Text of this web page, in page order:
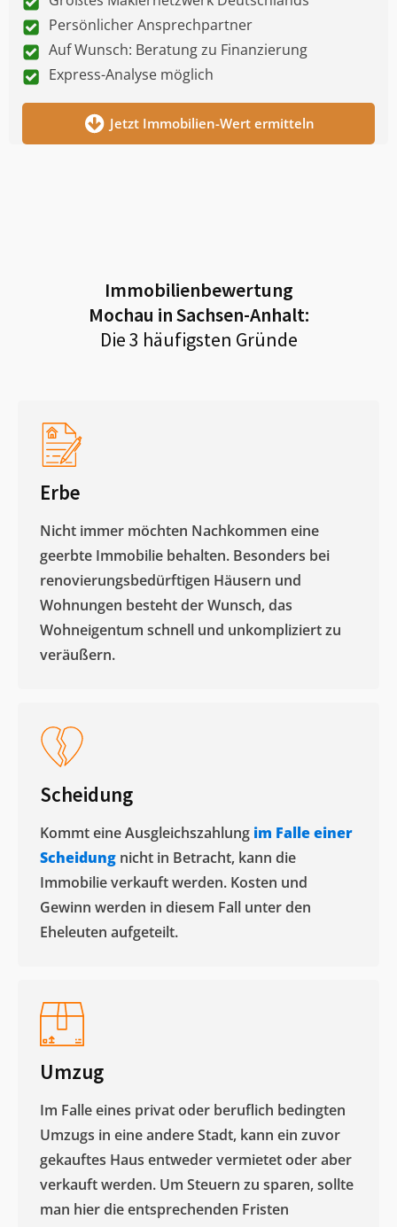
Persönlicher Ansprechpartner
Auf Wunsch: Beratung zu Finanzierung
Express-Analyse möglich
Jetzt Immobilien-Wert ermitteln
Immobilienbewertung
Mochau in Sachsen-Anhalt:
Die 3 häufigsten Gründe
Erbe
Nicht immer möchten Nachkommen eine
geerbte Immobilie behalten. Besonders bei
renovierungsbedürftigen Häusern und
Wohnungen besteht der Wunsch, das
Wohneigentum schnell und unkompliziert zu
veräußern. ​
Scheidung
Kommt eine Ausgleichszahlung im Falle einer
Scheidung nicht in Betracht, kann die
Immobilie verkauft werden. Kosten und
Gewinn werden in diesem Fall unter den
Eheleuten aufgeteilt.​
Umzug
Im Falle eines privat oder beruflich bedingten
Umzugs in eine andere Stadt, kann ein zuvor
gekauftes Haus entweder vermietet oder aber
verkauft werden. Um Steuern zu sparen, sollte
man hier die entsprechenden Fristen